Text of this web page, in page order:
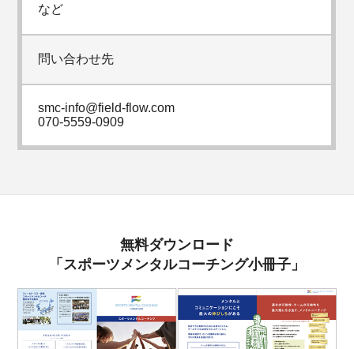
など
問い合わせ先
smc-info@field-flow.com
070-5559-0909
無料ダウンロード
「スポーツメンタルコーチング小冊子」